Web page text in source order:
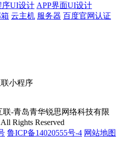
序UI设计 APP界面UI设计
云主机 服务器 百度官网认证
联-青岛青华锐思网络科技有限
Rights Reserved
鲁ICP备14020555号-4 网站地图